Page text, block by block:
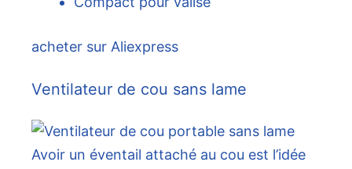
acheter sur Aliexpress
Ventilateur de cou sans lame
Avoir un éventail attaché au cou est l’idée